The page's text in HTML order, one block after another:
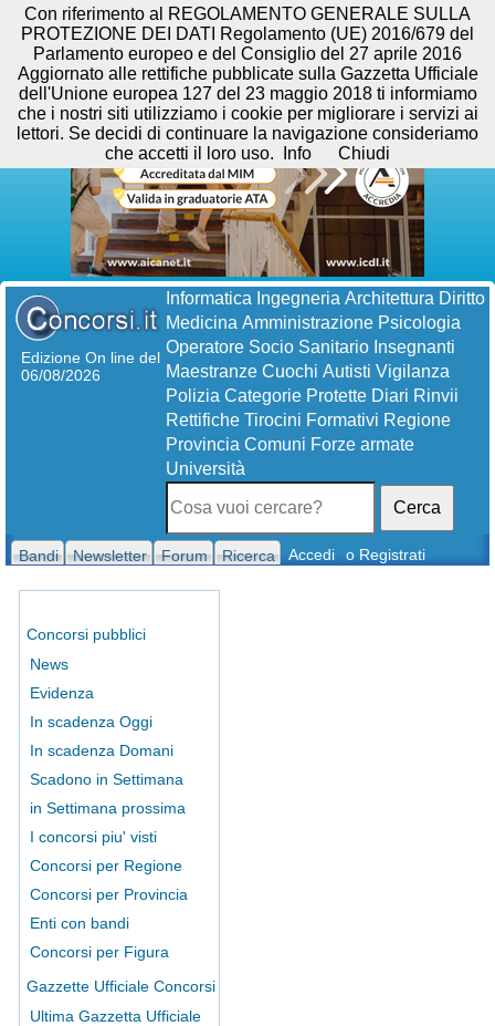
Edizione On line del
06/08/2026
Informatica Ingegneria Architettura Diritto
Medicina Amministrazione Psicologia
Operatore Socio Sanitario Insegnanti
Maestranze Cuochi Autisti Vigilanza
Polizia Categorie Protette Diari Rinvii
Rettifiche Tirocini Formativi Regione
Provincia Comuni Forze armate
Università
Cerca
Bandi Newsletter Forum Ricerca Accedi o Registrati
Concorsi pubblici
News
Evidenza
In scadenza Oggi
In scadenza Domani
Scadono in Settimana
in Settimana prossima
I concorsi piu' visti
Concorsi per Regione
Concorsi per Provincia
Enti con bandi
Concorsi per Figura
Gazzette Ufficiale Concorsi
Ultima Gazzetta Ufficiale
Con riferimento al REGOLAMENTO GENERALE SULLA
PROTEZIONE DEI DATI Regolamento (UE) 2016/679 del
Parlamento europeo e del Consiglio del 27 aprile 2016
Aggiornato alle rettifiche pubblicate sulla Gazzetta Ufficiale
dell'Unione europea 127 del 23 maggio 2018 ti informiamo
che i nostri siti utilizziamo i cookie per migliorare i servizi ai
lettori. Se decidi di continuare la navigazione consideriamo
che accetti il loro uso.
Info Chiudi